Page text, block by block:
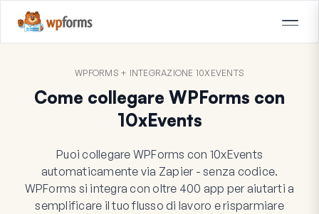
WPFORMS + INTEGRAZIONE 10XEVENTS
Come collegare WPForms con
10xEvents
Puoi collegare WPForms con 10xEvents
automaticamente via Zapier - senza codice.
WPForms si integra con oltre 400 app per aiutarti a
semplificare il tuo flusso di lavoro e risparmiare